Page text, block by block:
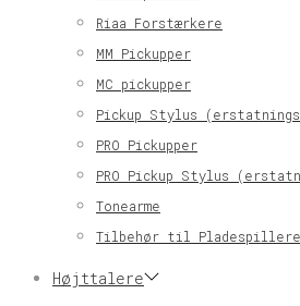
Riaa Forstærkere
MM Pickupper
MC pickupper
Pickup Stylus
PRO Pickupper
PRO Pickup Stylus
Tonearme
Tilbehør til Pladespillere
Højttalere